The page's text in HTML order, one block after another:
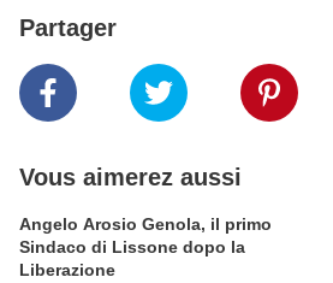
Partager
Vous aimerez aussi
Angelo Arosio Genola, il primo
Sindaco di Lissone dopo la
Liberazione